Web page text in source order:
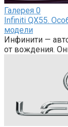
Галерея 0
Infiniti QX55.
модели
Инфинити —
от вождения.